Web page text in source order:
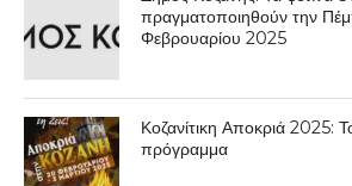
πραγματοποιηθούν την
Φεβρουαρίου 2025
Κοζανίτικη Αποκριά 2025:
πρόγραμμα